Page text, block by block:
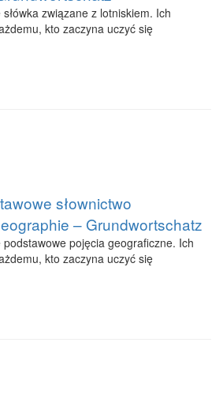
związane z lotniskiem. Ich
kto zaczyna uczyć się
słownictwo
– Grundwortschatz
pojęcia geograficzne. Ich
kto zaczyna uczyć się